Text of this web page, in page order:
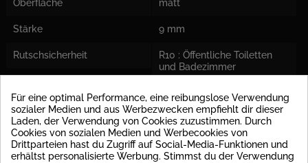
Oberfläche matt
Stärke 9 mm
Rutschsicherheit
R10 : Öffentliche Toiletten
und Badezimmer
Frostsicher
Abrieb
PEI IV: Fliese kann bei hohen
Beanspruchungen in
Hauseingängen eingesetzt
werden.
Für eine optimal Performance, eine reibungslose Verwendung
sozialer Medien und aus Werbezwecken empfiehlt dir dieser
Laden, der Verwendung von Cookies zuzustimmen. Durch
Cookies von sozialen Medien und Werbecookies von
Drittparteien hast du Zugriff auf Social-Media-Funktionen und
erhältst personalisierte Werbung. Stimmst du der Verwendung